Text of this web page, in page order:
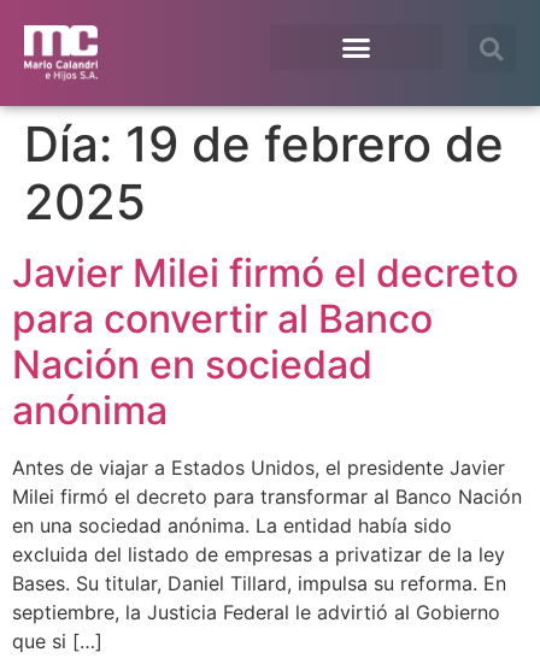
Día: 19 de febrero de
2025
Javier Milei firmó el decreto
para convertir al Banco
Nación en sociedad
anónima
Antes de viajar a Estados Unidos, el presidente Javier
Milei firmó el decreto para transformar al Banco Nación
en una sociedad anónima. La entidad había sido
excluida del listado de empresas a privatizar de la ley
Bases. Su titular, Daniel Tillard, impulsa su reforma. En
septiembre, la Justicia Federal le advirtió al Gobierno
que si […]